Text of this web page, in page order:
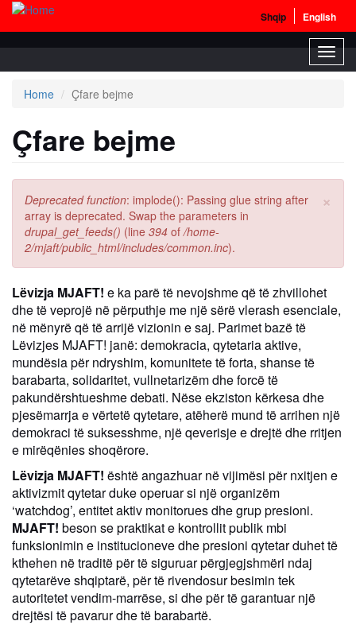
main
content
Shqip English
Home
Çfare bejme
Çfare bejme
×
Error
message
Deprecated function: implode(): Passing glue string after
array is deprecated. Swap the parameters in
drupal_get_feeds() (line 394 of/home-
2/mjaft/public_html/includes/common.inc).
Lëvizja MJAFT! e ka parë të nevojshme që të zhvillohet
dhe të veprojë në përputhje me një sërë vlerash esenciale,
në mënyrë që të arrijë vizionin e saj. Parimet bazë të
Lëvizjes MJAFT! janë: demokracia, qytetaria aktive,
mundësia për ndryshim, komunitete të forta, shanse të
barabarta, solidaritet, vullnetarizëm dhe forcë të
pakundërshtueshme debati. Nëse ekziston kërkesa dhe
pjesëmarrja e vërtetë qytetare, atëherë mund të arrihen një
demokraci të suksesshme, një qeverisje e drejtë dhe rritjen
e mirëqënies shoqërore.
Lëvizja MJAFT! është angazhuar në vijimësi për nxitjen e
aktivizmit qytetar duke operuar si një organizëm
‘watchdog’, entitet aktiv monitorues dhe grup presioni.
MJAFT! beson se praktikat e kontrollit publik mbi
funksionimin e institucioneve dhe presioni qytetar duhet të
kthehen në traditë për të siguruar përgjegjshmëri ndaj
qytetarëve shqiptarë, për të rivendosur besimin tek
autoritetet vendim-marrëse, si dhe për të garantuar një
drejtësi të pavarur dhe të barabartë.